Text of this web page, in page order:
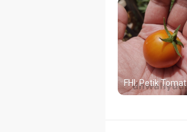
FHI: Petik Tomat